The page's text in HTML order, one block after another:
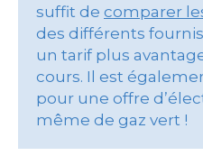
suffit de comparer
des différents
un tarif plus
cours. Il est
pour une offre
même de gaz vert !